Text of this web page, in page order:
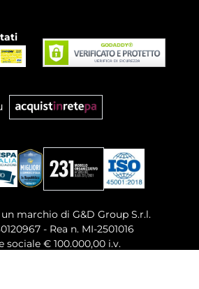
marchio di G&D Group S.r.l.
- Rea n. MI-2501016
sociale € 100.000,00 i.v.